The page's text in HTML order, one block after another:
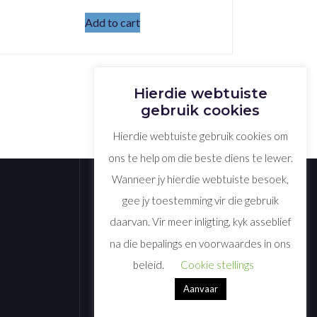
Add to cart
Hierdie webtuiste
gebruik cookies
Hierdie webtuiste gebruik cookies om
ons te help om die beste diens te lewer.
Wanneer jy hierdie webtuiste besoek,
gee jy toestemming vir die gebruik
daarvan. Vir meer inligting, kyk asseblief
na die bepalings en voorwaardes in ons
beleid.
Cookie stellings
Aanvaar